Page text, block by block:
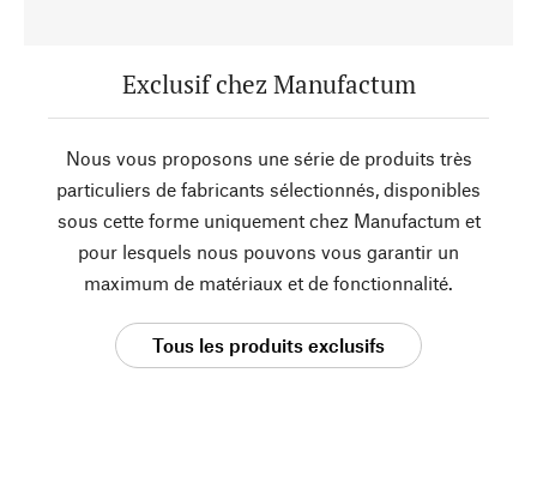
Exclusif chez Manufactum
Nous vous proposons une série de produits très
particuliers de fabricants sélectionnés, disponibles
sous cette forme uniquement chez Manufactum et
pour lesquels nous pouvons vous garantir un
maximum de matériaux et de fonctionnalité.
Tous les produits exclusifs